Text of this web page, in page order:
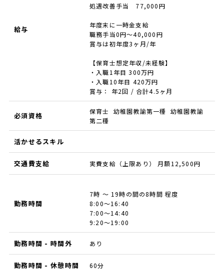
給与
処遇改善手当 77,000円
年度末に一時金支給
職務手当0円～40,000円
賞与は初年度3ヶ月/年
【保育士想定年収/未経験】
・入職1年目 300万円
・入職10年目 420万円
賞与： 年2回 / 合計4.5ヶ月
必須資格
保育士 幼稚園教諭第一種 幼稚園教諭
第二種
活かせるスキル
交通費支給 実費支給（上限あり） 月額12,500円
勤務時間
7時 ～ 19時の間の8時間 程度
8:00～16:40
7:00～14:40
9:20～19:00
勤務時間 - 時間外 あり
勤務時間 - 休憩時間 60分